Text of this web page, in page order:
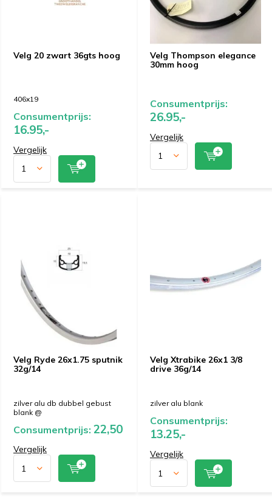
Velg 20 zwart 36gts hoog
406x19
Consumentprijs:
16.95,-
Vergelijk
Velg Thompson elegance
30mm hoog
Consumentprijs:
26.95,-
Vergelijk
Velg Ryde 26x1.75 sputnik
32g/14
zilver alu db dubbel gebust
blank @
Consumentprijs: 22,50
Vergelijk
Velg Xtrabike 26x1 3/8
drive 36g/14
zilver alu blank
Consumentprijs:
13.25,-
Vergelijk